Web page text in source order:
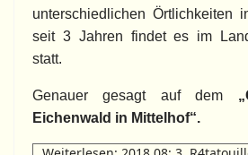
unterschiedlichen Örtlichkeiten
seit 3 Jahren findet es im
statt.
Genauer gesagt auf dem
Eichenwald in Mittelhof“.